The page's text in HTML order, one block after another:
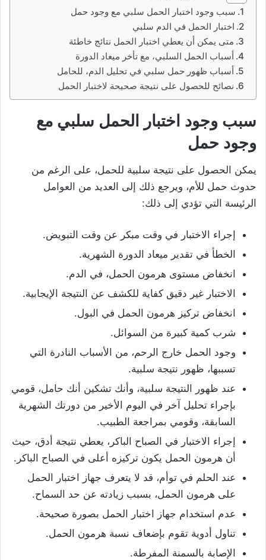
سبب وجود اختبار الحمل سلبي مع وجود حمل
اختبار الحمل في الدم سلبي
متى يمكن أن يعطي اختبار الحمل نتائج خاطئة
أسباب الحمل السلبي، مع تأخر ميعاد الدورة
أسباب ظهور حمل سلبي في تحليل الدم، للحامل
نصائح للحصول على نتيجة صحيحة لاختبار الحمل
سبب وجود اختبار الحمل سلبي مع
وجود حمل
يمكن الحصول على نتيجة سلبية للحمل، على الرغم من
حدوث حمل للأم، ويرجع ذلك إلى العديد من العوامل
الرئيسة التي تؤدي إلى ذلك:
إجراء الاختبار في وقت مبكر عن وقت التبويض.
الخطأ في تقدير ميعاد الدورة الشهرية.
انخفاض مستوى هرمون الحمل، في الدم.
الاختبار غير دقيق كفاية للكشف عن النتيجة الإيجابية.
انخفاض تركيز هرمون الحمل في البول.
شرب كمية كبيرة من السوائل.
وجود الحمل خارج الرحم، من الأسباب النادرة التي
تسببها، ظهور نتيجة سلبية.
عند ظهور النتيجة سلبية، وأنك تشكين أنك حامل، قومي
بإجراء تحليل آخر في اليوم الأخير من دورتك الشهرية
السابقة، وقومي بمراجعة الطبيب.
إجراء الاختبار في الصباح الباكر، يعطي نتيجة أدق، حيث
أن هرمون الحمل يكون تركيزه أعلى في الصباح الباكر.
عند الحلم في توأم، قد لا يتعرف جهاز اختبار الحمل
على هرمون الحمل، بسبب زيادته عن حد السماح.
عدم استخدام جهاز اختبار الحمل بصورة صحيحة.
تناول أدوية تقوم بإضعاف نسبة هرمون الحمل.
الإصابة بالسمنة المفرطة.